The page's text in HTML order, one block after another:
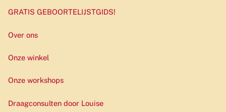
GRATIS GEBOORTELIJSTGIDS!
Over ons
Onze winkel
Onze workshops
Draagconsulten door Louise